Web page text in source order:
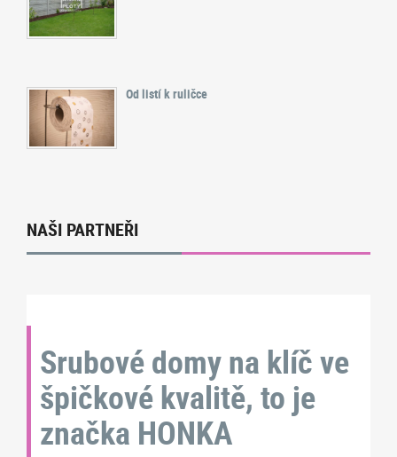
Od listí k ruličce
NAŠI PARTNEŘI
Srubové domy na klíč ve
špičkové kvalitě, to je
značka HONKA